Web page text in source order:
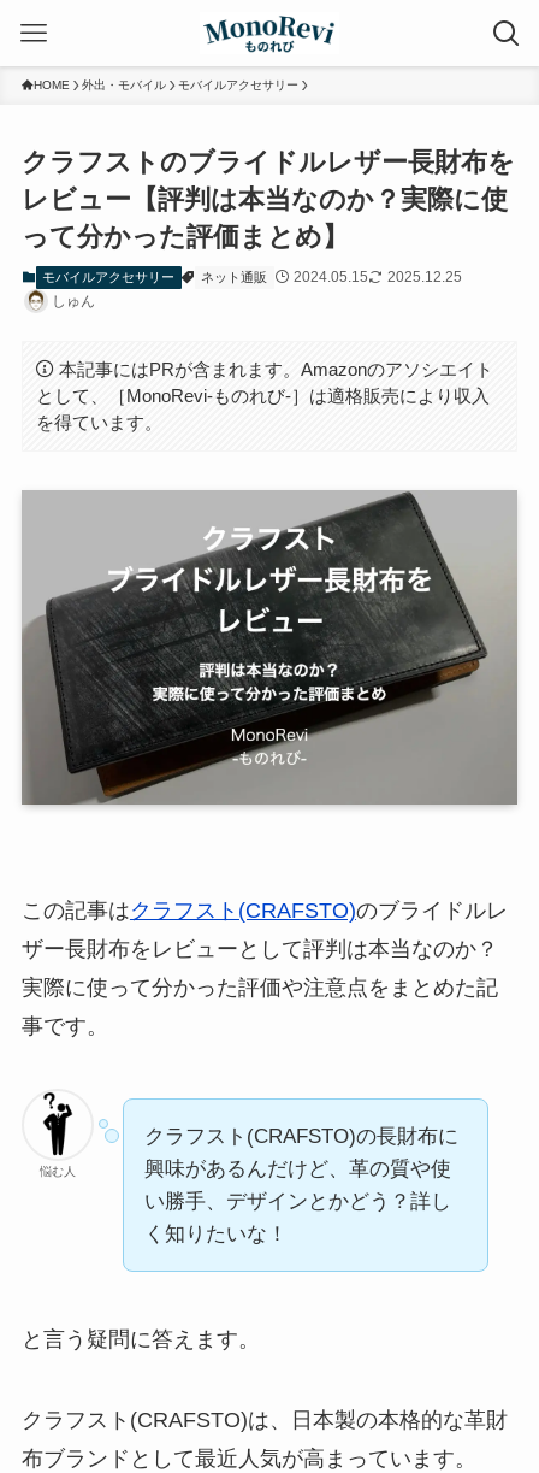
HOME 外出・モバイル モバイルアクセサリー
クラフストのブライドルレザー長財布を
レビュー【評判は本当なのか？実際に使
って分かった評価まとめ】
モバイルアクセサリー ネット通販 2024.05.15
2025.12.25
しゅん
本記事にはPRが含まれます。Amazonのアソシエイト
として、［MonoRevi-ものれび-］は適格販売により収入
を得ています。
この記事はクラフスト(CRAFSTO)のブライドルレ
ザー長財布をレビューとして評判は本当なのか？
実際に使って分かった評価や注意点をまとめた記
事です。
悩む人
クラフスト(CRAFSTO)の長財布に
興味があるんだけど、革の質や使
い勝手、デザインとかどう？詳し
く知りたいな！
と言う疑問に答えます。
クラフスト(CRAFSTO)は、日本製の本格的な革財
布ブランドとして最近人気が高まっています。